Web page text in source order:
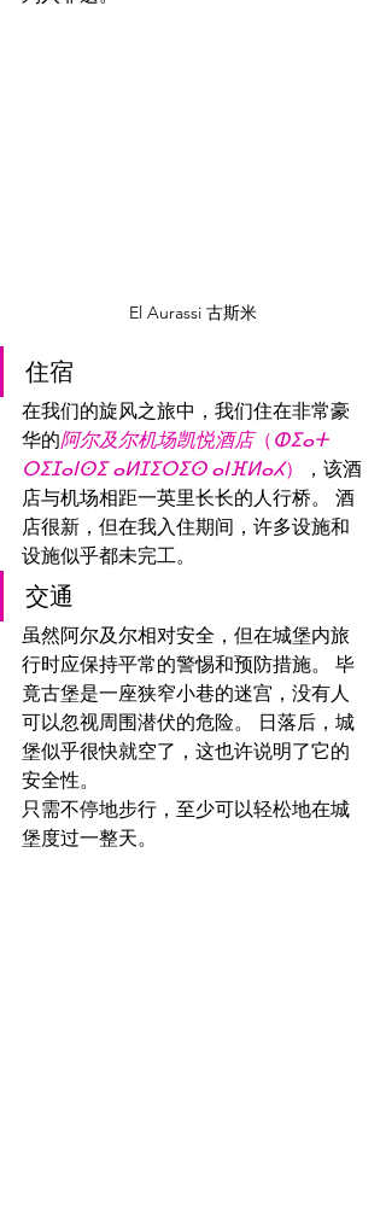
El Aurassi 古斯米
住宿
在我们的旋风之旅中，我们住在非常豪
华的阿尔及尔机场凯悦酒店（ ⵀⵉⴰⵜ
ⵔⵉⵊⴰⵏⵙⵉ ⴰⵍⵊⵉⵔⵉⵙ ⴰⵏⴼⵍⴰⵃ）
，该酒
店与机场相距一英里长长的人行桥。 酒
店很新，但在我入住期间，许多设施和
设施似乎都未完工。
交通
虽然阿尔及尔相对安全，但在城堡内旅
行时应保持平常的警惕和预防措施。 毕
竟古堡是一座狭窄小巷的迷宫，没有人
可以忽视周围潜伏的危险。 日落后，城
堡似乎很快就空了，这也许说明了它的
安全性。
只需不停地步行，至少可以轻松地在城
堡度过一整天。